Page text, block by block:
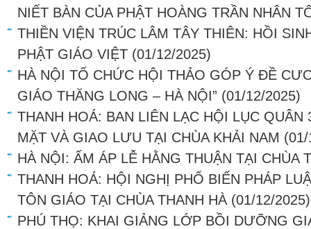
NIẾT BÀN CỦA PHẬT HOÀNG TRẦN NHÂN
THIỀN VIỆN TRÚC LÂM TÂY THIÊN: HỒI
PHẬT GIÁO VIỆT (01/12/2025)
HÀ NỘI TỔ CHỨC HỘI THẢO GÓP Ý ĐỀ
GIÁO THĂNG LONG – HÀ NỘI” (01/12/2025)
THANH HOÁ: BAN LIÊN LẠC HỘI LỤC
MẶT VÀ GIAO LƯU TẠI CHÙA KHẢI NAM
HÀ NỘI: ẤM ÁP LỄ HẰNG THUẬN TẠI CHÙA
THANH HOÁ: HỘI NGHỊ PHỔ BIẾN PHÁP
TÔN GIÁO TẠI CHÙA THANH HÀ (01/12/2025)
PHÚ THỌ: KHAI GIẢNG LỚP BỒI DƯỠNG